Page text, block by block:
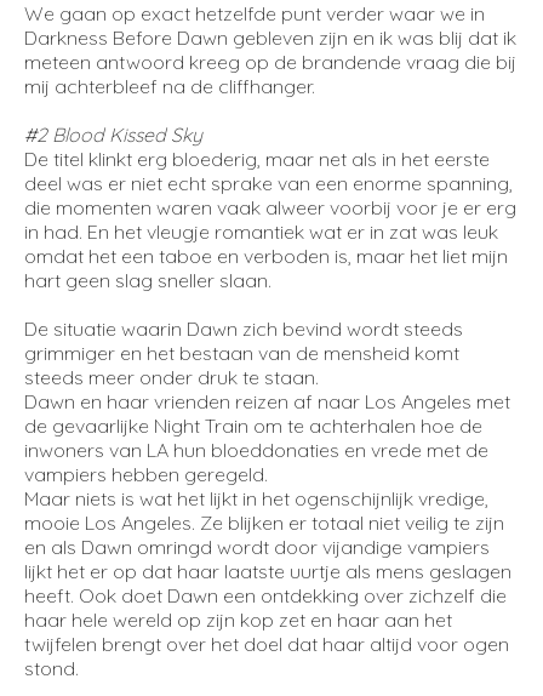
We gaan op exact hetzelfde punt verder waar we in
Darkness Before Dawn gebleven zijn en ik was blij dat ik
meteen antwoord kreeg op de brandende vraag die bij
mij achterbleef na de cliffhanger.
#2 Blood Kissed Sky
De titel klinkt erg bloederig, maar net als in het eerste
deel was er niet echt sprake van een enorme spanning,
die momenten waren vaak alweer voorbij voor je er erg
in had. En het vleugje romantiek wat er in zat was leuk
omdat het een taboe en verboden is, maar het liet mijn
hart geen slag sneller slaan.
De situatie waarin Dawn zich bevind wordt steeds
grimmiger en het bestaan van de mensheid komt
steeds meer onder druk te staan.
Dawn en haar vrienden reizen af naar Los Angeles met
de gevaarlijke Night Train om te achterhalen hoe de
inwoners van LA hun bloeddonaties en vrede met de
vampiers hebben geregeld.
Maar niets is wat het lijkt in het ogenschijnlijk vredige,
mooie Los Angeles. Ze blijken er totaal niet veilig te zijn
en als Dawn omringd wordt door vijandige vampiers
lijkt het er op dat haar laatste uurtje als mens geslagen
heeft. Ook doet Dawn een ontdekking over zichzelf die
haar hele wereld op zijn kop zet en haar aan het
twijfelen brengt over het doel dat haar altijd voor ogen
stond.